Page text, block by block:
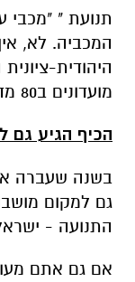
תנועת " "מכבי
המכביה. לא,
היהודית-
מועדונים ב80 מדינות שונות ברחבי העולם.
הכיף הגיע גם
בשנה שעברה
גם למקום
התנועה -
אם גם אתם